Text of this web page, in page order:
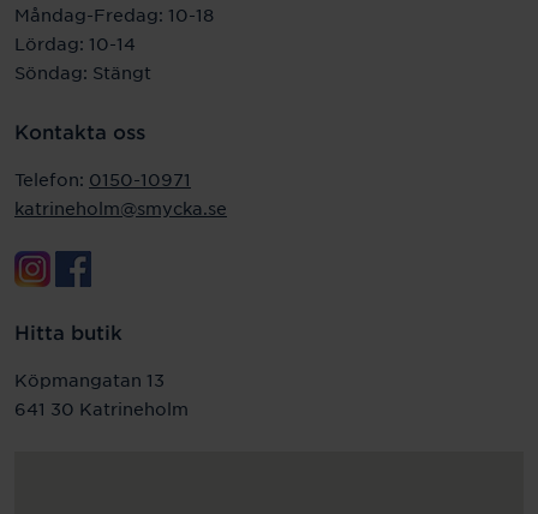
Måndag-Fredag: 10-18
Lördag: 10-14
Söndag: Stängt
Kontakta oss
Telefon: 0150-10971
katrineholm@smycka.se
Hitta butik
Köpmangatan 13
641 30 Katrineholm